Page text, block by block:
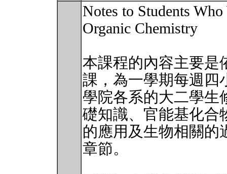
Notes to Students
Organic Chemistry
本課程的內容主要是
課，為一學期每週四
學院各系的大二學生
礎知識、官能基化合
的應用及生物相關的
章節。